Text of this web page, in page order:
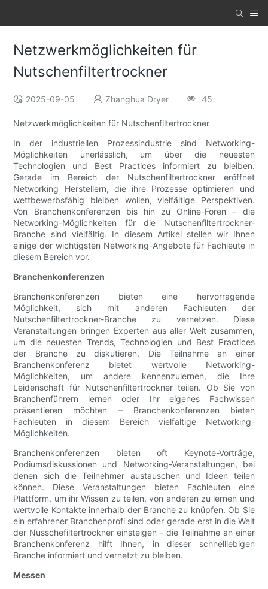
Netzwerkmöglichkeiten für
Nutschenfiltertrockner
2025-09-05 Zhanghua Dryer 45
Netzwerkmöglichkeiten für Nutschenfiltertrockner
In der industriellen Prozessindustrie sind Networking-
Möglichkeiten unerlässlich, um über die neuesten
Technologien und Best Practices informiert zu bleiben.
Gerade im Bereich der Nutschenfiltertrockner eröffnet
Networking Herstellern, die ihre Prozesse optimieren und
wettbewerbsfähig bleiben wollen, vielfältige Perspektiven.
Von Branchenkonferenzen bis hin zu Online-Foren – die
Networking-Möglichkeiten für die Nutschenfiltertrockner-
Branche sind vielfältig. In diesem Artikel stellen wir Ihnen
einige der wichtigsten Networking-Angebote für Fachleute in
diesem Bereich vor.
Branchenkonferenzen
Branchenkonferenzen bieten eine hervorragende
Möglichkeit, sich mit anderen Fachleuten der
Nutschenfiltertrockner-Branche zu vernetzen. Diese
Veranstaltungen bringen Experten aus aller Welt zusammen,
um die neuesten Trends, Technologien und Best Practices
der Branche zu diskutieren. Die Teilnahme an einer
Branchenkonferenz bietet wertvolle Networking-
Möglichkeiten, um andere kennenzulernen, die Ihre
Leidenschaft für Nutschenfiltertrockner teilen. Ob Sie von
Branchenführern lernen oder Ihr eigenes Fachwissen
präsentieren möchten – Branchenkonferenzen bieten
Fachleuten in diesem Bereich vielfältige Networking-
Möglichkeiten.
Branchenkonferenzen bieten oft Keynote-Vorträge,
Podiumsdiskussionen und Networking-Veranstaltungen, bei
denen sich die Teilnehmer austauschen und Ideen teilen
können. Diese Veranstaltungen bieten Fachleuten eine
Plattform, um ihr Wissen zu teilen, von anderen zu lernen und
wertvolle Kontakte innerhalb der Branche zu knüpfen. Ob Sie
ein erfahrener Branchenprofi sind oder gerade erst in die Welt
der Nusschefiltertrockner einsteigen – die Teilnahme an einer
Branchenkonferenz hilft Ihnen, in dieser schnelllebigen
Branche informiert und vernetzt zu bleiben.
Messen